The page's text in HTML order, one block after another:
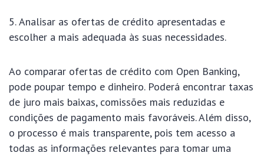
Analisar as ofertas de crédito apresentadas e
escolher a mais adequada às suas necessidades.
Ao comparar ofertas de crédito com Open Banking,
pode poupar tempo e dinheiro. Poderá encontrar taxas
de juro mais baixas, comissões mais reduzidas e
condições de pagamento mais favoráveis. Além disso,
o processo é mais transparente, pois tem acesso a
todas as informações relevantes para tomar uma